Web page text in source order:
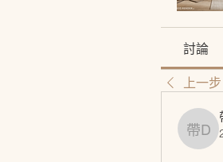
討論
上一步
帶